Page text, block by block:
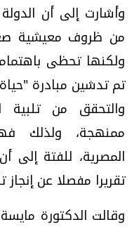
وأشارت إلى أن
من ظروف معيشية
ولكنها تحظى
تم تدشين مبادرة
والتحقق من تلبية
ممنهجة، ولذلك
المصرية، للفتة إلى
تقريرا مفصلا عن إنجاز
وقالت الدكتورة